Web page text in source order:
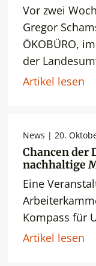
Vor zwei
Gregor
ÖKOBÜRO,
der
Artikel lesen
News | 20.
Chancen der
nachhaltige
Eine
Kompass für
Artikel lesen